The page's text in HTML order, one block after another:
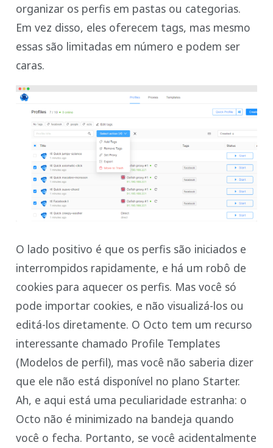
organizar os perfis em pastas ou categorias.
Em vez disso, eles oferecem tags, mas mesmo
essas são limitadas em número e podem ser
caras.
O lado positivo é que os perfis são iniciados e
interrompidos rapidamente, e há um robô de
cookies para aquecer os perfis. Mas você só
pode importar cookies, e não visualizá-los ou
editá-los diretamente. O Octo tem um recurso
interessante chamado Profile Templates
(Modelos de perfil), mas você não saberia dizer
que ele não está disponível no plano Starter.
Ah, e aqui está uma peculiaridade estranha: o
Octo não é minimizado na bandeja quando
você o fecha. Portanto, se você acidentalmente